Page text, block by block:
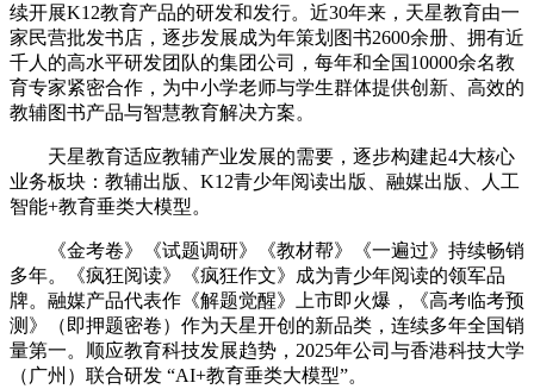
续开展K12教育产品的研发和发行。近30年来，天星教育由一
家民营批发书店，逐步发展成为年策划图书2600余册、拥有近
千人的高水平研发团队的集团公司，每年和全国10000余名教
育专家紧密合作，为中小学老师与学生群体提供创新、高效的
教辅图书产品与智慧教育解决方案。
天星教育适应教辅产业发展的需要，逐步构建起4大核心
业务板块：教辅出版、K12青少年阅读出版、融媒出版、人工
智能+教育垂类大模型。
《金考卷》《试题调研》《教材帮》《一遍过》持续畅销
多年。《疯狂阅读》《疯狂作文》成为青少年阅读的领军品
牌。融媒产品代表作《解题觉醒》上市即火爆，《高考临考预
测》（即押题密卷）作为天星开创的新品类，连续多年全国销
量第一。顺应教育科技发展趋势，2025年公司与香港科技大学
（广州）联合研发 “AI+教育垂类大模型”。